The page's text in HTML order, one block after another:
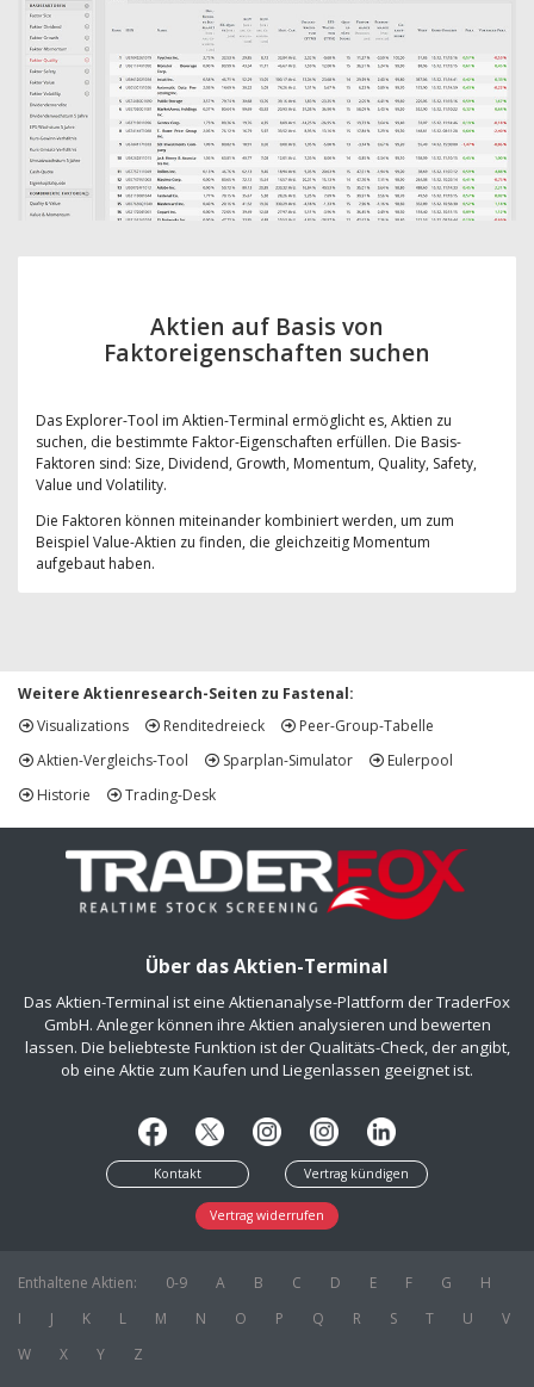
Aktien auf Basis von
Faktoreigenschaften suchen
Das Explorer-Tool im Aktien-Terminal ermöglicht es, Aktien zu
suchen, die bestimmte Faktor-Eigenschaften erfüllen. Die Basis-
Faktoren sind: Size, Dividend, Growth, Momentum, Quality, Safety,
Value und Volatility.
Die Faktoren können miteinander kombiniert werden, um zum
Beispiel Value-Aktien zu finden, die gleichzeitig Momentum
aufgebaut haben.
Weitere Aktienresearch-Seiten zu Fastenal:
Visualizations
Renditedreieck
Peer-Group-Tabelle
Aktien-Vergleichs-Tool
Sparplan-Simulator
Eulerpool
Historie
Trading-Desk
Über das Aktien-Terminal
Das Aktien-Terminal ist eine Aktienanalyse-Plattform der TraderFox
GmbH. Anleger können ihre Aktien analysieren und bewerten
lassen. Die beliebteste Funktion ist der Qualitäts-Check, der angibt,
ob eine Aktie zum Kaufen und Liegenlassen geeignet ist.
Kontakt Vertrag kündigen
Vertrag widerrufen
Enthaltene Aktien: 0-9 A B C D E F G
H
I
J K L M N O P Q R S T U
V
W
X Y Z